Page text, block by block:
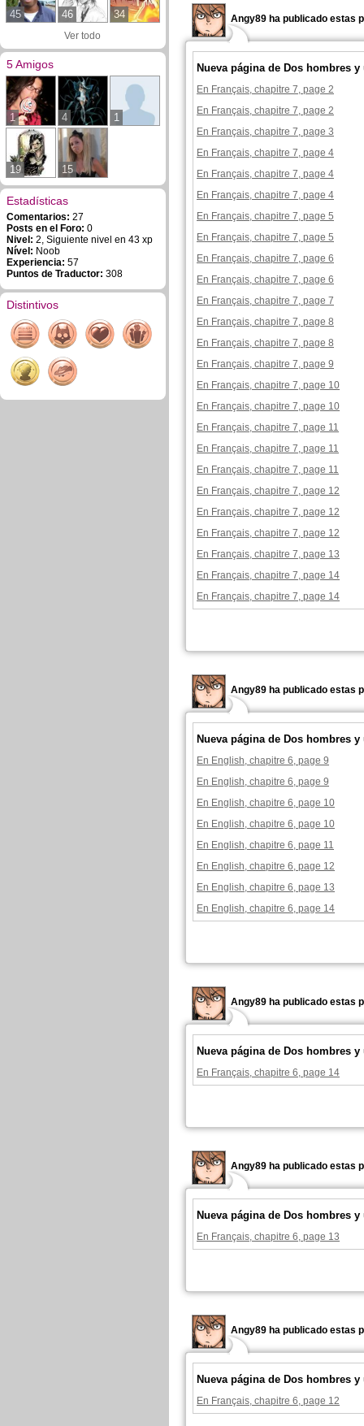
45 46 34
Ver todo
5 Amigos
1 4 1
19 15
Estadísticas
Comentarios: 27
Posts en el Foro: 0
Nivel: 2, Siguiente nivel en 43 xp
Nível: Noob
Experiencia: 57
Puntos de Traductor: 308
Distintivos
Angy89 ha publicado estas
Nueva página de Dos hombres
En Français, chapitre 7, page 2
En Français, chapitre 7, page 2
En Français, chapitre 7, page 3
En Français, chapitre 7, page 4
En Français, chapitre 7, page 4
En Français, chapitre 7, page 4
En Français, chapitre 7, page 5
En Français, chapitre 7, page 5
En Français, chapitre 7, page 6
En Français, chapitre 7, page 6
En Français, chapitre 7, page 7
En Français, chapitre 7, page 8
En Français, chapitre 7, page 8
En Français, chapitre 7, page 9
En Français, chapitre 7, page 10
En Français, chapitre 7, page 10
En Français, chapitre 7, page 11
En Français, chapitre 7, page 11
En Français, chapitre 7, page 11
En Français, chapitre 7, page 12
En Français, chapitre 7, page 12
En Français, chapitre 7, page 12
En Français, chapitre 7, page 13
En Français, chapitre 7, page 14
En Français, chapitre 7, page 14
Angy89 ha publicado estas
Nueva página de Dos hombres
En English, chapitre 6, page 9
En English, chapitre 6, page 9
En English, chapitre 6, page 10
En English, chapitre 6, page 10
En English, chapitre 6, page 11
En English, chapitre 6, page 12
En English, chapitre 6, page 13
En English, chapitre 6, page 14
Angy89 ha publicado estas
Nueva página de Dos hombres
En Français, chapitre 6, page 14
Angy89 ha publicado estas
Nueva página de Dos hombres
En Français, chapitre 6, page 13
Angy89 ha publicado estas
Nueva página de Dos hombres
En Français, chapitre 6, page 12